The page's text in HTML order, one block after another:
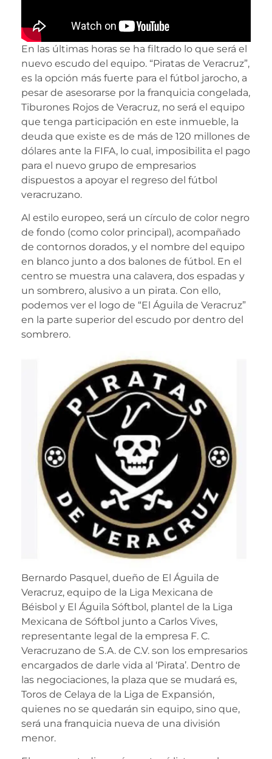
En las últimas horas se ha filtrado lo que será el
nuevo escudo del equipo. “Piratas de Veracruz”,
es la opción más fuerte para el fútbol jarocho, a
pesar de asesorarse por la franquicia congelada,
Tiburones Rojos de Veracruz, no será el equipo
que tenga participación en este inmueble, la
deuda que existe es de más de 120 millones de
dólares ante la FIFA, lo cual, imposibilita el pago
para el nuevo grupo de empresarios
dispuestos a apoyar el regreso del fútbol
veracruzano.
Al estilo europeo, será un círculo de color negro
de fondo (como color principal), acompañado
de contornos dorados, y el nombre del equipo
en blanco junto a dos balones de fútbol. En el
centro se muestra una calavera, dos espadas y
un sombrero, alusivo a un pirata. Con ello,
podemos ver el logo de “El Águila de Veracruz”
en la parte superior del escudo por dentro del
sombrero.
Bernardo Pasquel, dueño de El Águila de
Veracruz, equipo de la Liga Mexicana de
Béisbol y El Águila Sóftbol, plantel de la Liga
Mexicana de Sóftbol junto a Carlos Vives,
representante legal de la empresa F. C.
Veracruzano de S.A. de C.V. son los empresarios
encargados de darle vida al ‘Pirata’. Dentro de
las negociaciones, la plaza que se mudará es,
Toros de Celaya de la Liga de Expansión,
quienes no se quedarán sin equipo, sino que,
será una franquicia nueva de una división
menor.